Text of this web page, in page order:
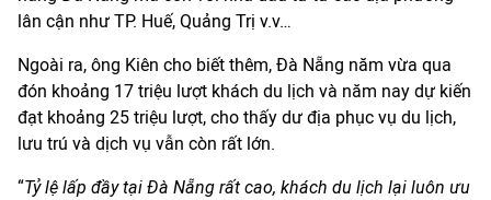
lân cận như TP. Huế, Quảng Trị v.v…
Ngoài ra, ông Kiên cho biết thêm, Đà Nẵng năm vừa qua
đón khoảng 17 triệu lượt khách du lịch và năm nay dự kiến
đạt khoảng 25 triệu lượt, cho thấy dư địa phục vụ du lịch,
lưu trú và dịch vụ vẫn còn rất lớn.
“Tỷ lệ lấp đầytại Đà Nẵng rất cao, khách du lịch lại luôn ưu